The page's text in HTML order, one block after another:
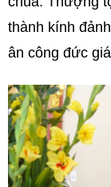
thành kính
ân công đức